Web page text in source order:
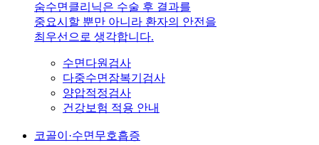
숨수면클리닉은 수술 후 결과를
중요시할 뿐만 아니라 환자의 안전을
최우선으로 생각합니다.
수면다원검사
다중수면잠복기검사
양압적정검사
건강보험 적용 안내
코골이·수면무호흡증